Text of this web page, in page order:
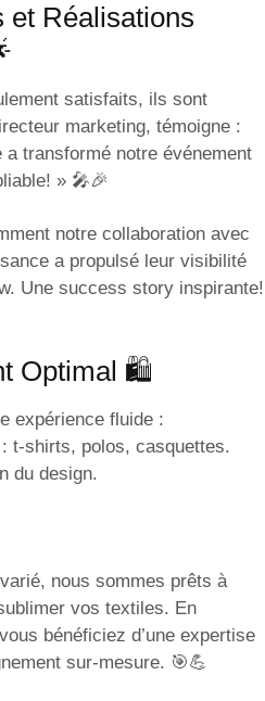
et Réalisations
satisfaits, ils sont
marketing, témoigne :
transformé notre événement
» 🎤🎉
notre collaboration avec
a propulsé leur visibilité
Une success story inspirante!
Optimal 🛍️
expérience fluide :
t-shirts, polos, casquettes.
du design.
nous sommes prêts à
vos textiles. En
bénéficiez d’une expertise
sur-mesure. 🎯💪